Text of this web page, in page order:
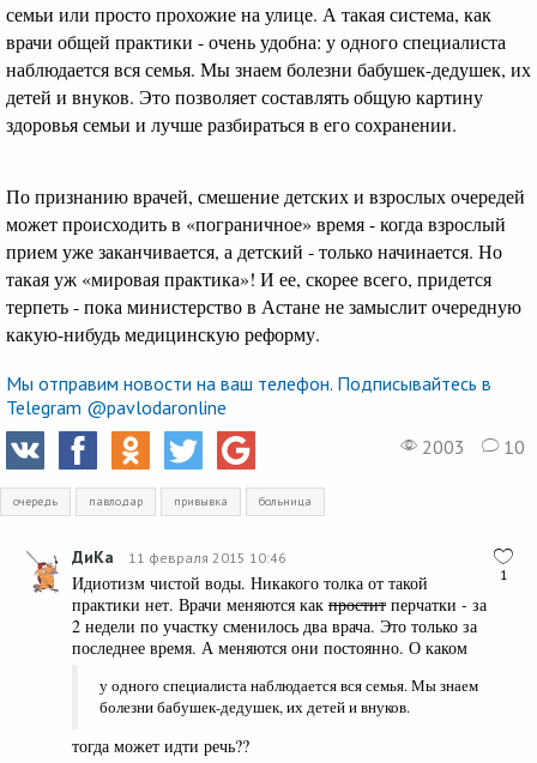
семьи или просто прохожие на улице. А такая система, как
врачи общей практики - очень удобна: у одного специалиста
наблюдается вся семья. Мы знаем болезни бабушек-дедушек, их
детей и внуков. Это позволяет составлять общую картину
здоровья семьи и лучше разбираться в его сохранении.
По признанию врачей, смешение детских и взрослых очередей
может происходить в «пограничное» время - когда взрослый
прием уже заканчивается, а детский - только начинается. Но
такая уж «мировая практика»! И ее, скорее всего, придется
терпеть - пока министерство в Астане не замыслит очередную
какую-нибудь медицинскую реформу.
Мы отправим новости на ваш телефон. Подписывайтесь в
Telegram @pavlodaronline
2003
10
очередь павлодар привывка больница
1
ДиКа 11 февраля 2015 10:46
Идиотизм чистой воды. Никакого толка от такой
практики нет. Врачи меняются как простит перчатки - за
2 недели по участку сменилось два врача. Это только за
последнее время. А меняются они постоянно. О каком
у одного специалиста наблюдается вся семья. Мы знаем
болезни бабушек-дедушек, их детей и внуков.
тогда может идти речь??